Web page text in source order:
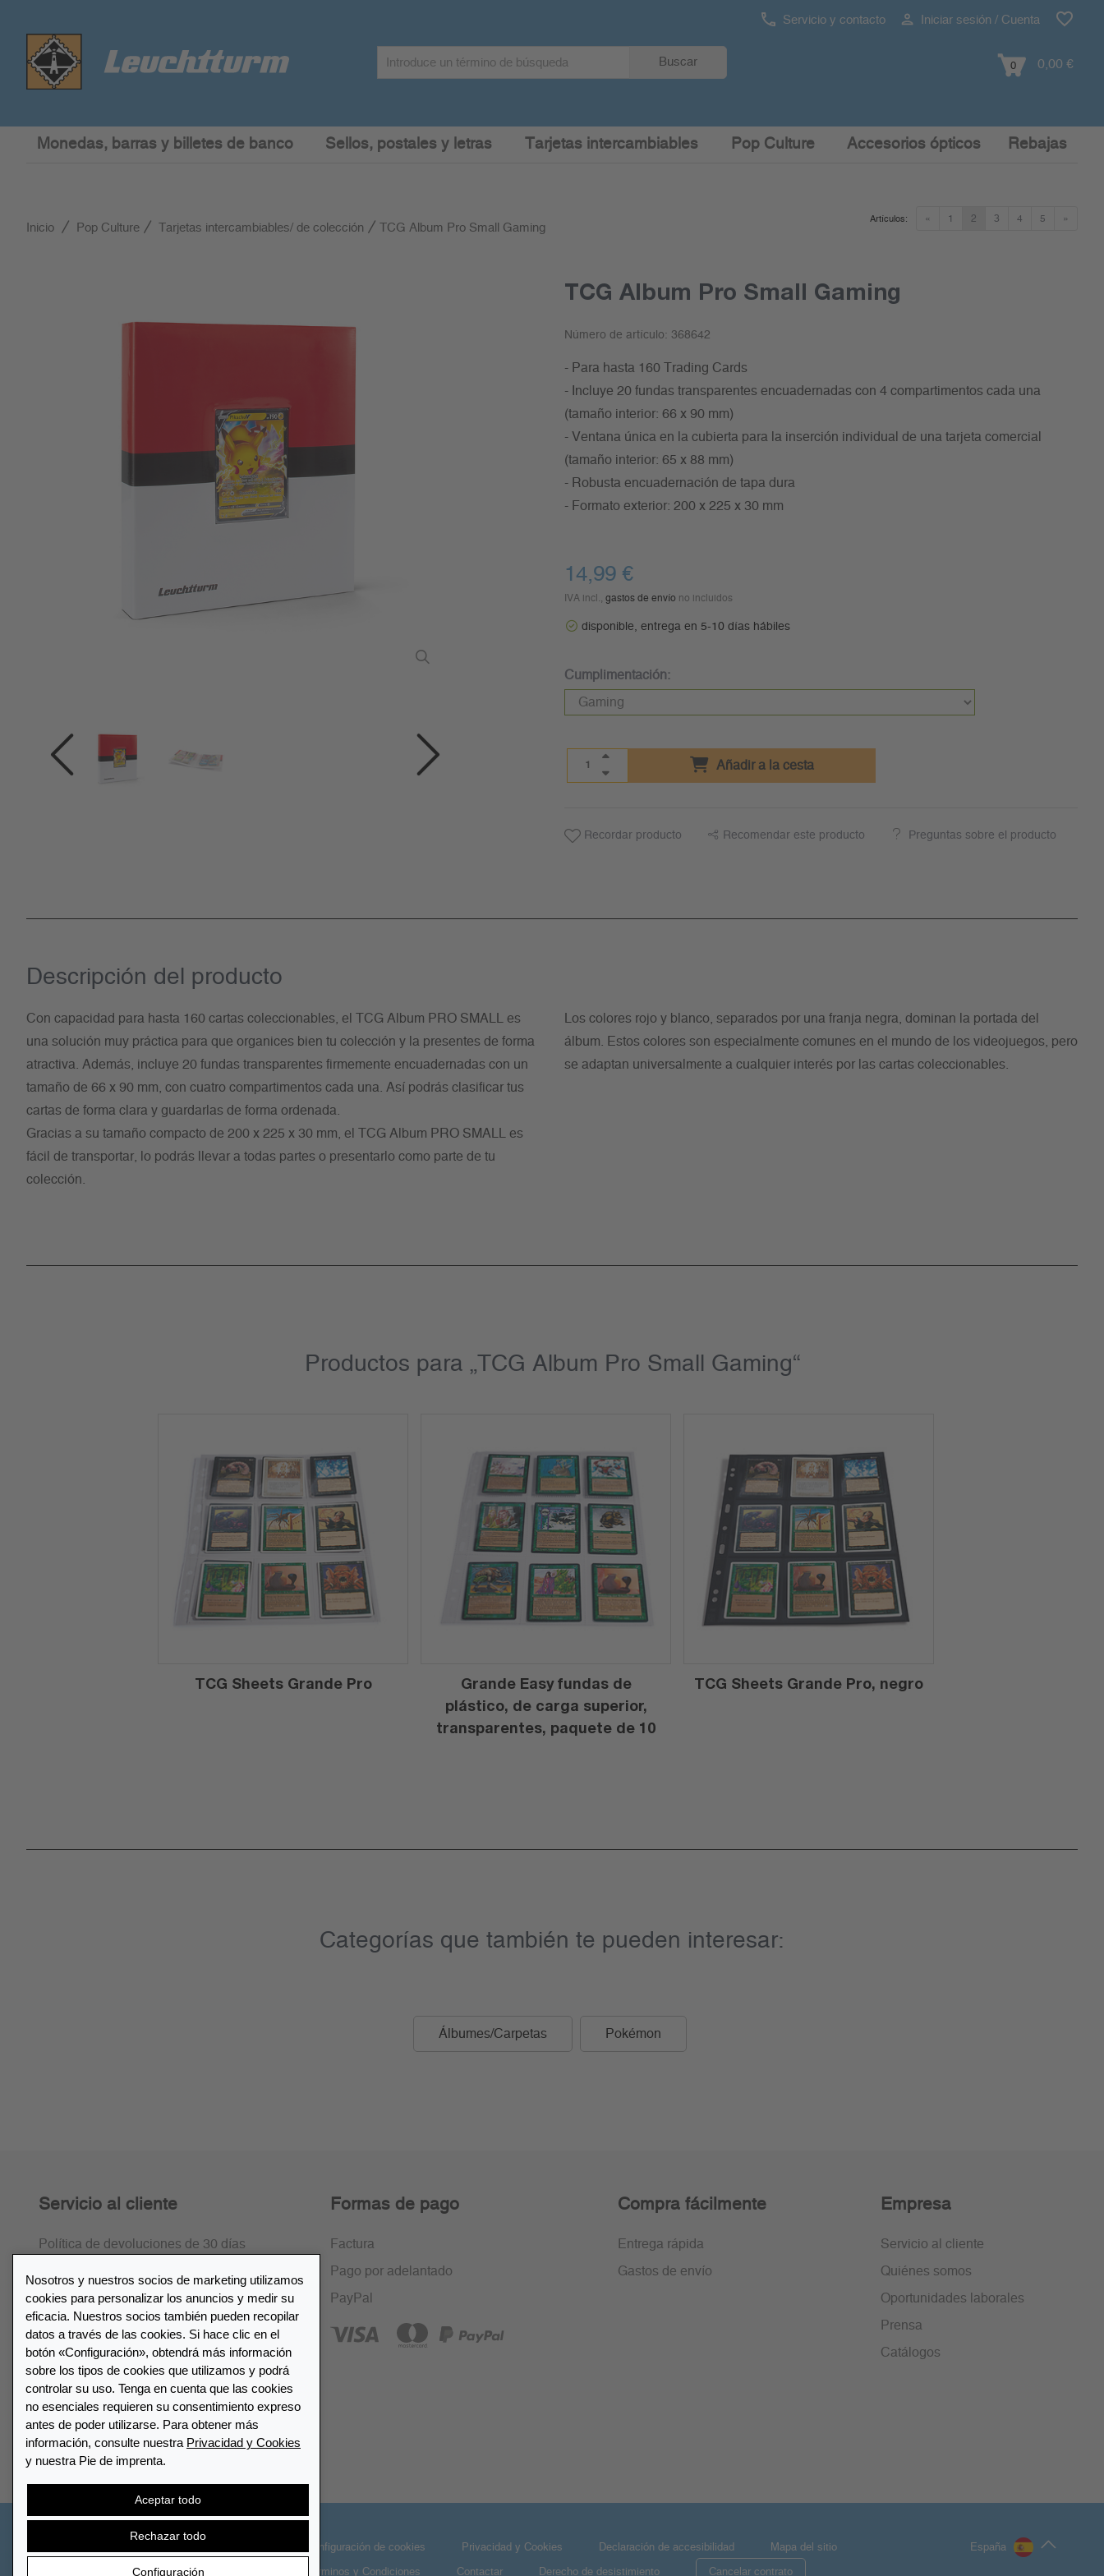
Servicio y contacto Iniciar sesión / Cuenta
Buscar 0 0,00 €
Monedas, barras y billetes de banco Sellos, postales y letras Tarjetas intercambiables Pop Culture Accesorios ópticos Rebajas
Inicio Pop Culture Tarjetas intercambiables/ de colección TCG Album Pro Small Gaming
« 1 2 3 4 5 »
Artículos:
TCG Album Pro Small Gaming
Número de artículo: 368642
- Para hasta 160 Trading Cards
- Incluye 20 fundas transparentes encuadernadas con 4 compartimentos cada una
(tamaño interior: 66 x 90 mm)
- Ventana única en la cubierta para la inserción individual de una tarjeta comercial
(tamaño interior: 65 x 88 mm)
- Robusta encuadernación de tapa dura
- Formato exterior: 200 x 225 x 30 mm
14,99 €
IVA incl., gastos de envío no incluidos
disponible, entrega en 5-10 días hábiles
Cumplimentación:
Añadir a la cesta
Recordar producto Recomendar este producto Preguntas sobre el producto
Descripción del producto
Con capacidad para hasta 160 cartas coleccionables, el TCG Album PRO SMALL es
una solución muy práctica para que organices bien tu colección y la presentes de forma
atractiva. Además, incluye 20 fundas transparentes firmemente encuadernadas con un
tamaño de 66 x 90 mm, con cuatro compartimentos cada una. Así podrás clasificar tus
cartas de forma clara y guardarlas de forma ordenada.
Gracias a su tamaño compacto de 200 x 225 x 30 mm, el TCG Album PRO SMALL es
fácil de transportar, lo podrás llevar a todas partes o presentarlo como parte de tu
colección.
Los colores rojo y blanco, separados por una franja negra, dominan la portada del
álbum. Estos colores son especialmente comunes en el mundo de los videojuegos, pero
se adaptan universalmente a cualquier interés por las cartas coleccionables.
Productos para „TCG Album Pro Small Gaming“
TCG Sheets Grande Pro
Grande Easy fundas de
plástico, de carga superior,
transparentes, paquete de 10
TCG Sheets Grande Pro, negro
Categorías que también te pueden interesar:
Álbumes/Carpetas Pokémon
Servicio al cliente
Política de devoluciones de 30 días
Preguntas frecuentes
Formas de pago
Factura
Pago por adelantado
PayPal
Compra fácilmente
Entrega rápida
Gastos de envío
Empresa
Servicio al cliente
Quiénes somos
Oportunidades laborales
Prensa
Catálogos
Lista de distribuidores
Encuentre su distribuidor más
cercano LEUCHTTURM
Nosotros y nuestros socios de marketing utilizamos
cookies para personalizar los anuncios y medir su
eficacia. Nuestros socios también pueden recopilar
datos a través de las cookies. Si hace clic en el
botón «Configuración», obtendrá más información
sobre los tipos de cookies que utilizamos y podrá
controlar su uso. Tenga en cuenta que las cookies
no esenciales requieren su consentimiento expreso
antes de poder utilizarse. Para obtener más
información, consulte nuestra Privacidad y Cookies
y nuestra Pie de imprenta.
Aceptar todo
Rechazar todo
Configuración
España
Configuración de cookies Privacidad y Cookies Declaración de accesibilidad Mapa del sitio
Términos y Condiciones Contactar Derecho de desistimiento Cancelar contrato